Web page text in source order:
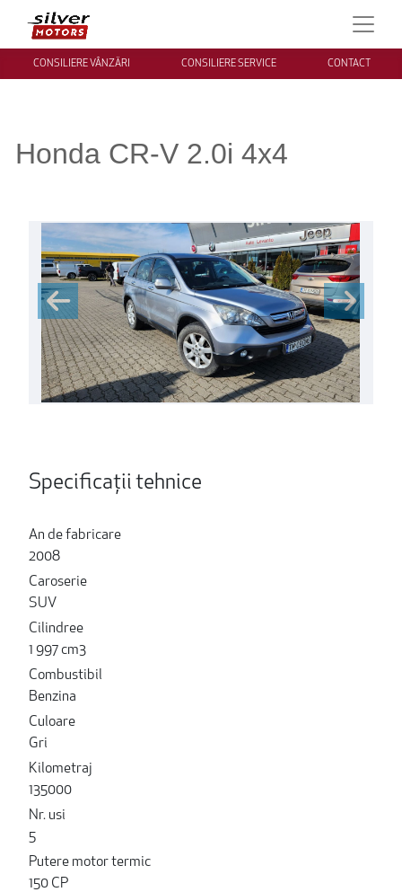
CONSILIERE VÂNZĂRI CONSILIERE SERVICE CONTACT
Honda CR-V 2.0i 4x4
Specificații tehnice
An de fabricare
2008
Caroserie
SUV
Cilindree
1 997 cm3
Combustibil
Benzina
Culoare
Gri
Kilometraj
135000
Nr. usi
5
Putere motor termic
150 CP